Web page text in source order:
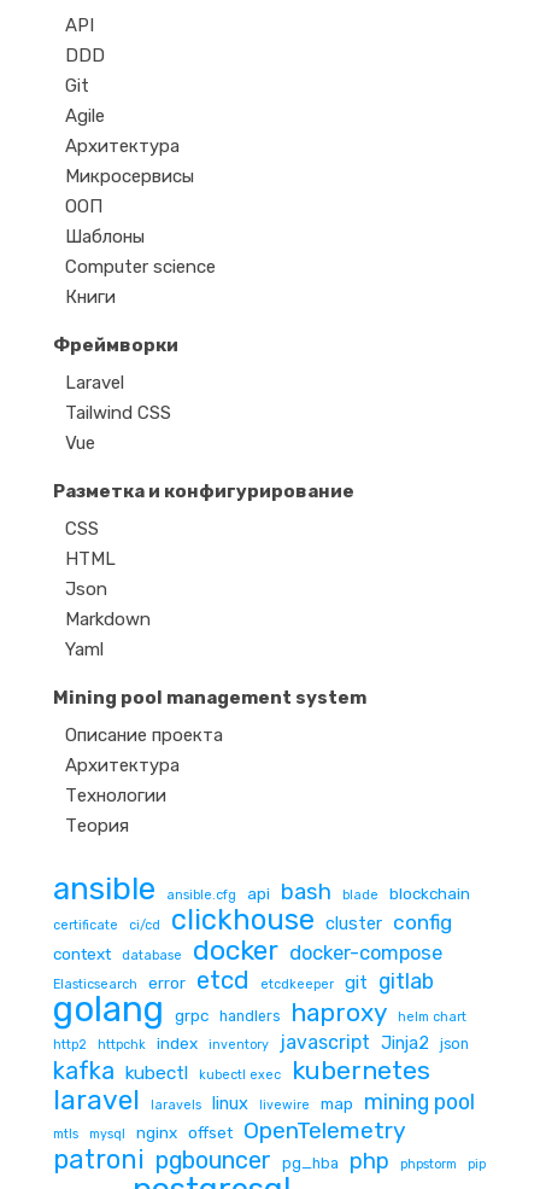
API
DDD
Git
Agile
Архитектура
Микросервисы
ООП
Шаблоны
Computer science
Книги
Фреймворки
Laravel
Tailwind CSS
Vue
Разметка и конфигурирование
CSS
HTML
Json
Markdown
Yaml
Mining pool management system
Описание проекта
Архитектура
Технологии
Теория
ansible ansible.cfg api bash blade blockchain
certificate ci/cd clickhouse cluster config
context database docker docker-compose
Elasticsearch error etcd etcdkeeper git gitlab
golang grpc handlers haproxy
helm chart
http2
httpchk index inventory javascript Jinja2 json
kafka kubectl kubectl exec kubernetes
laravel laravels linux livewire map mining pool
mtls mysql nginx offset OpenTelemetry
patroni pgbouncer pg_hba php phpstorm pip